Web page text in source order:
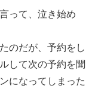
って、泣き始め
のだが、予約をし
して次の予約を聞
になってしまった